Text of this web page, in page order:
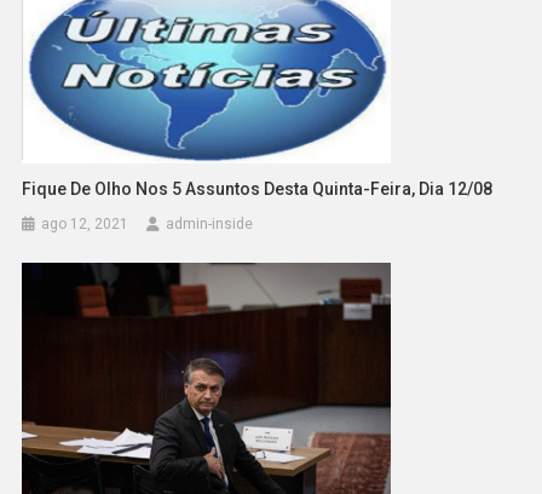
Fique De Olho Nos 5 Assuntos Desta Quinta-Feira, Dia 12/08
ago 12, 2021 admin-inside